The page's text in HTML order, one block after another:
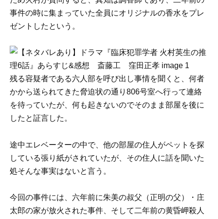
事件の時に集まっていた全員にオリジナルの香水をプレ
ゼントしたという。
残る容疑者である六人部を呼び出し事情を聞くと、何者
かから送られてきた脅迫状の通り806号室へ行って連絡
を待っていたが、何も起きないのでそのまま部屋を後に
したと証言した。
途中エレベーターの中で、他の部屋の住人がペットを探
している張り紙がされていたが、その住人に話を聞いた
処そんな事実はないと言う。
今回の事件には、六年前に朱美の叔父（正明の父）・庄
太郎の家が放火された事件、そして二年前の黄昏岬殺人